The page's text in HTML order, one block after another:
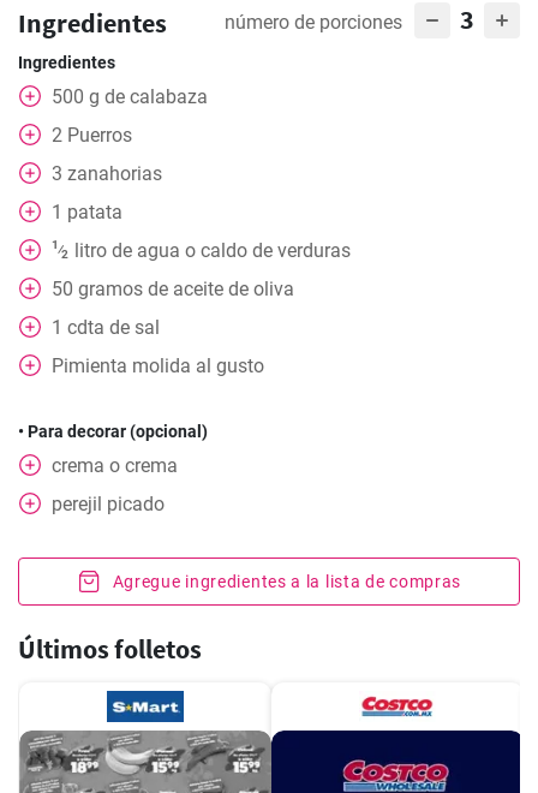
Ingredientes número de porciones 3
Ingredientes
500 g de calabaza
2 Puerros
3 zanahorias
1 patata
1⁄2 litro de agua o caldo de verduras
50 gramos de aceite de oliva
1 cdta de sal
Pimienta molida al gusto
• Para decorar (opcional)
crema o crema
perejil picado
Agregue ingredientes a la lista de compras
Últimos folletos